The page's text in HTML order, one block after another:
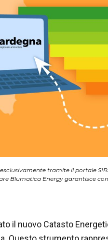
tramite il portale
Blumatica Energy garantisce
il nuovo Catasto